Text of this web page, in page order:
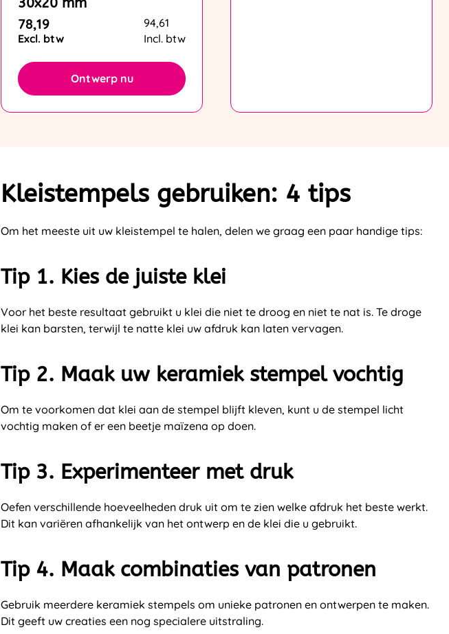
78,19
Excl. btw
94,61
Incl. btw
Ontwerp nu
Kleistempels gebruiken: 4 tips
Om het meeste uit uw kleistempel te halen, delen we graag een paar handige tips:
Tip 1. Kies de juiste klei
Voor het beste resultaat gebruikt u klei die niet te droog en niet te nat is. Te droge
klei kan barsten, terwijl te natte klei uw afdruk kan laten vervagen.
Tip 2. Maak uw keramiek stempel vochtig
Om te voorkomen dat klei aan de stempel blijft kleven, kunt u de stempel licht
vochtig maken of er een beetje maïzena op doen.
Tip 3. Experimenteer met druk
Oefen verschillende hoeveelheden druk uit om te zien welke afdruk het beste werkt.
Dit kan variëren afhankelijk van het ontwerp en de klei die u gebruikt.
Tip 4. Maak combinaties van patronen
Gebruik meerdere keramiek stempels om unieke patronen en ontwerpen te maken.
Dit geeft uw creaties een nog specialere uitstraling.